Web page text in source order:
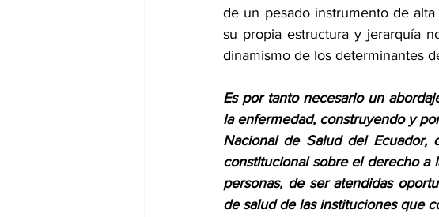
de un pesado instrumento de
su propia estructura y jerarquía
dinamismo de los determinantes
Es por tanto necesario un
la enfermedad, construyendo y
Nacional de Salud del Ecuador,
constitucional sobre el derecho a
personas, de ser atendidas
de salud de las instituciones que